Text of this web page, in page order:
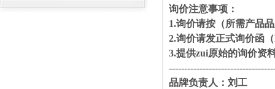
询价注意事项：
1.询价请按（所需产
2.询价请发正式询价
3.提供zui原始的询价资
品牌负责人： 刘工